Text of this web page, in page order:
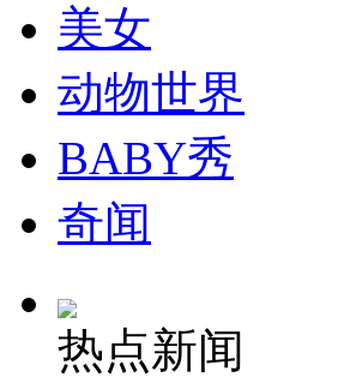
司机酒驾遇交警 急速倒车逃窜
美女
动物世界
BABY秀
奇闻
热点新闻